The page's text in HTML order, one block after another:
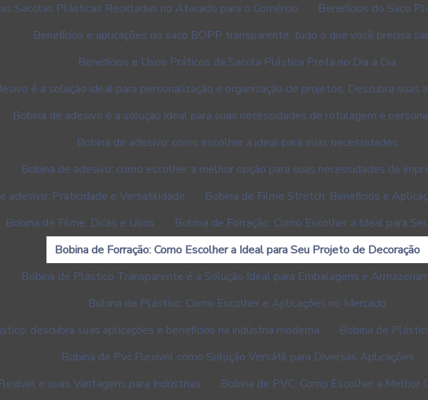
Sacolas Plásticas Recicladas no Atacado para o Comércio
Benefícios do Saco
Benefícios e aplicações do saco BOPP transparente: tudo o que você precisa
Benefícios e Usos Práticos da Sacola Plástica Preta no Dia a Dia
é a solução ideal para personalização e organização de projetos. Descubra suas
Bobina de adesivo é a solução ideal para suas necessidades de rotulagem e
Bobina de adesivo: como escolher a ideal para suas necessidades
Bobina de adesivo: como escolher a melhor opção para suas necessidades de
adesivo: Praticidade e Versatilidade
Bobina de Filme Stretch: Benefícios e
Bobina de Filme: Dicas e Usos
Bobina de Forração: Como Escolher a Ideal para
Bobina de Forração: Como Escolher a Ideal para Seu Projeto de Decoração
Bobina de Plástico Transparente é a Solução Ideal para Embalagens e
Bobina de Plástico: Como Escolher e Aplicações no Mercado
descubra suas aplicações e benefícios na indústria moderna
Bobina de
Bobina de Pvc Flexível como Solução Versátil para Diversas Aplicações
e suas Vantagens para Indústrias
Bobina de PVC: Como Escolher a Melhor